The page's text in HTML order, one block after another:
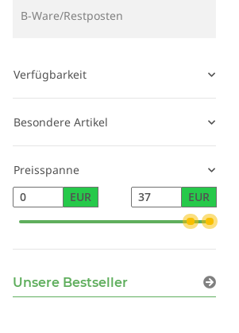
B-Ware/Restposten
Verfügbarkeit
Besondere Artikel
Preisspanne
EUR
EUR
Unsere Bestseller